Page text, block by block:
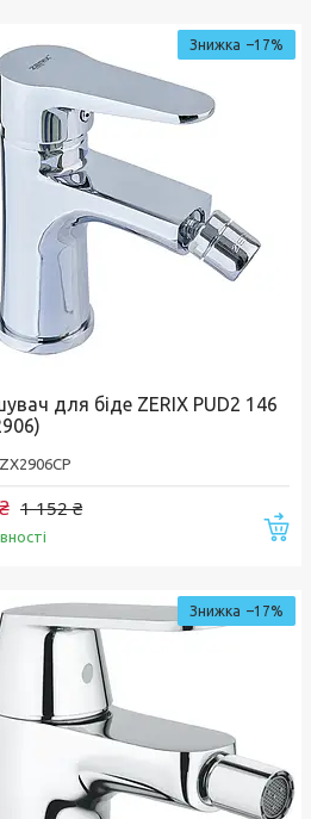
–17%
для біде ZERIX PUD2 146
ZX2906CP
1 152 ₴
–17%